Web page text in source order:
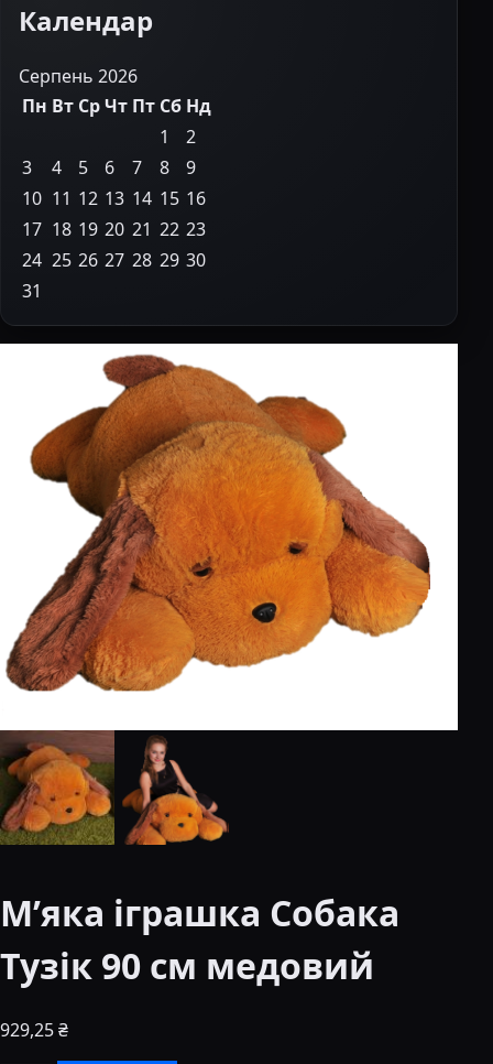
Календар
Серпень 2026
Пн Вт СрЧт Пт Сб Нд
1
2
3
4 5 6 7 8
9
10 11 12 13 14 15 16
17 18 19 20 21 22 23
24 25 26 27 28 29 30
31
М’яка іграшка Собака
Тузік 90 см медовий
929,25₴